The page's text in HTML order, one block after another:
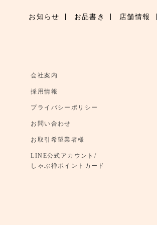
お知らせ お品書き 店舗情報
会社案内
採用情報
プライバシーポリシー
お問い合わせ
お取引希望業者様
LINE公式アカウント/
しゃぶ禅ポイントカード